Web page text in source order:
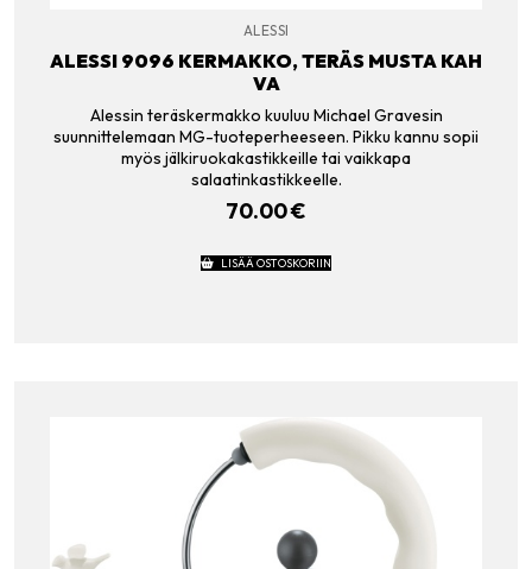
ALESSI
ALESSI 9096 KERMAKKO, TERÄS MUSTA KAH
VA
Alessin teräskermakko kuuluu Michael Gravesin
suunnittelemaan MG-tuoteperheeseen. Pikku kannu sopii
myös jälkiruokakastikkeille tai vaikkapa
salaatinkastikkeelle.
70.00€
LISÄÄ OSTOSKORIIN